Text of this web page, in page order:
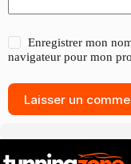
Enregistrer mon
navigateur pour mon
Laisser un